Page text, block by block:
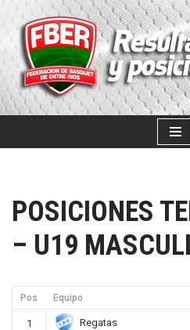
SALTAR
AL
CONTENIDO
POSICIONES
– U19
Pos Equipo
1 Regatas